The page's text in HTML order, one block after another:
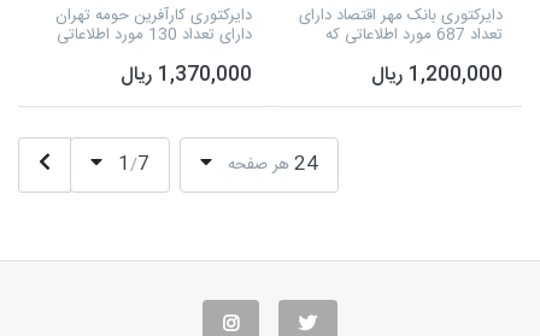
دایرکتوری بانک مهر اقتصاد دارای
تعداد 687 مورد اطلاعاتی که
شماره تلفن، آدرس، شماره همراه،
نام شعبه و تفکیک شهرها و... می
شود و به...
1,200,000 ریال
دایرکتوری کارآفرین حومه تهران
دارای تعداد 130 مورد اطلاعاتی
شماره تلفن، آدرس و تفکیک
برخی از شهرستان ها و... می
شود و به صورت ا...
1,370,000 ریال
24هر صفحه 1/7